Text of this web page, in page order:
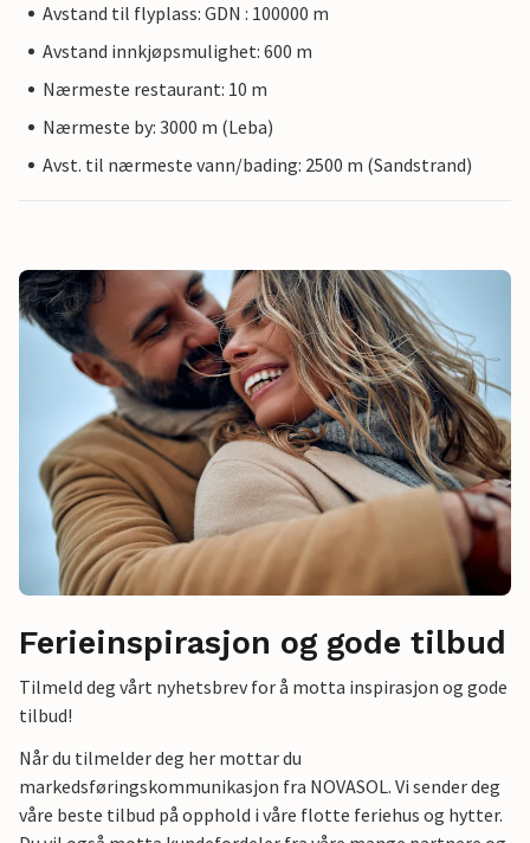
Avstand til flyplass: GDN : 100000 m
Avstand innkjøpsmulighet: 600 m
Nærmeste restaurant: 10 m
Nærmeste by: 3000 m (Leba)
Avst. til nærmeste vann/bading: 2500 m (Sandstrand)
Ferieinspirasjon og gode tilbud
Tilmeld deg vårt nyhetsbrev for å motta inspirasjon og gode
tilbud!
Når du tilmelder deg her mottar du
markedsføringskommunikasjon fra NOVASOL. Vi sender deg
våre beste tilbud på opphold i våre flotte feriehus og hytter.